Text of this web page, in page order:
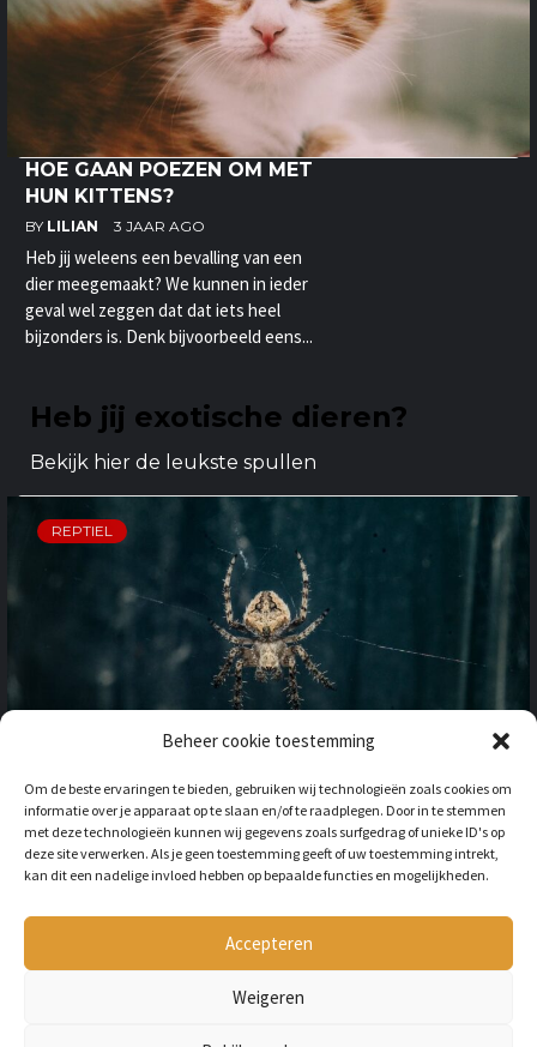
Beheer cookie toestemming
Om de beste ervaringen te bieden, gebruiken wij technologieën zoals cookies om
informatie over je apparaat op te slaan en/of te raadplegen. Door in te stemmen
met deze technologieën kunnen wij gegevens zoals surfgedrag of unieke ID's op
deze site verwerken. Als je geen toestemming geeft of uw toestemming intrekt,
kan dit een nadelige invloed hebben op bepaalde functies en mogelijkheden.
Accepteren
Weigeren
HOE GAAN POEZEN OM MET
HUN KITTENS?
BY LILIAN 3 JAAR AGO
Heb jij weleens een bevalling van een
dier meegemaakt? We kunnen in ieder
geval wel zeggen dat dat iets heel
bijzonders is. Denk bijvoorbeeld eens...
Heb jij exotische dieren?
Bekijk hier de leukste spullen
REPTIEL
BUITENLAND: HOE HOUD JE
REKENING MET
ONGEWENSTE DIEREN?
BY LILIAN 3 JAAR AGO
Als je op vakantie gaat naar het
buitenland, is niet alleen het cultuur en
de temperatuur anders, ook kan het zijn
dat er verschillende dieren...